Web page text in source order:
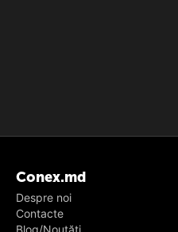
Conex.md
Despre noi
Contacte
Blog/Noutăți